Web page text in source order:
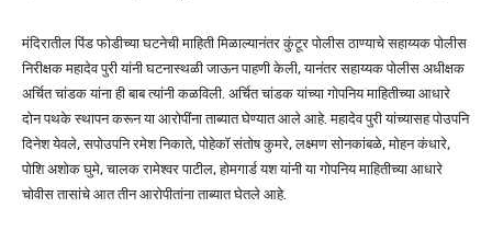
मंदिरातील पिंड फोडीच्या घटनेची माहिती मिळाल्यानंतर कुंटूर पोलीस ठाण्याचे सहाय्यक पोलीस
निरीक्षक महादेव पुरी यांनी घटनास्थळी जाऊन पाहणी केली, यानंतर सहाय्यक पोलीस अधीक्षक
अर्चित चांडक यांना ही बाब त्यांनी कळविली. अर्चित चांडक यांच्या गोपनिय माहितीच्या आधारे
दोन पथके स्थापन करून या आरोपींना ताब्यात घेण्यात आले आहे. महादेव पुरी यांच्यासह पोउपनि
दिनेश येवले, सपोउपनि रमेश निकाते, पोहेकॉ संतोष कुमरे, लक्ष्मण सोनकांबळे, मोहन कंधारे,
पोशि अशोक घुमे, चालक रामेश्वर पाटील, होमगार्ड यश यांनी या गोपनिय माहितीच्या आधारे
चोवीस तासांचे आत तीन आरोपीतांना ताब्यात घेतले आहे.